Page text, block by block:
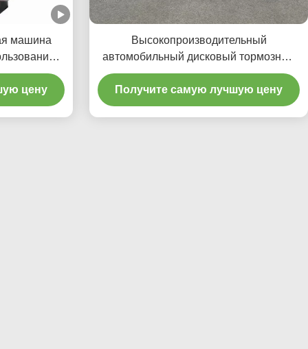
машина
цену
Высокопроизводительный
автомобильный дисковый тормозный
токарный станк 220v/110v для
мастерской T2009
Получите самую лучшую цену